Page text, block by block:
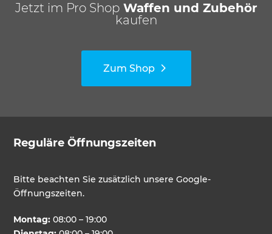
Jetzt im Pro Shop Waffen und Zubehör
kaufen
Zum Shop
Reguläre Öffnungszeiten
Bitte beachten Sie zusätzlich unsere Google-
Öffnungszeiten.
Montag: 08:00 – 19:00